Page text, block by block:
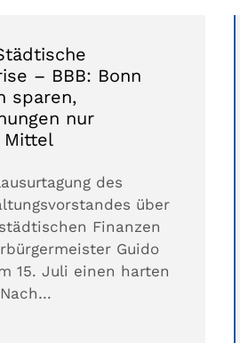
– BBB: Bonn
sparen,
nur
des
über
Finanzen
Guido
15. Juli einen harten